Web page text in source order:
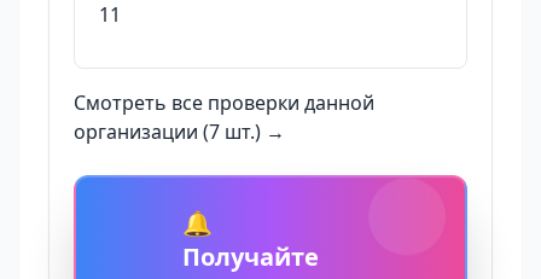
11
Смотреть все проверки данной
организации (7 шт.) →
🔔
Получайте